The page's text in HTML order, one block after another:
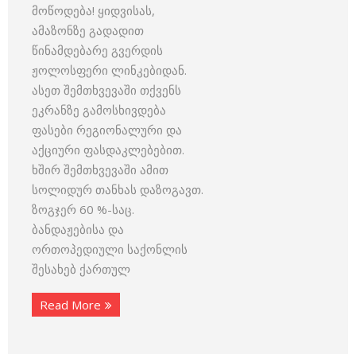
მოწოდება! ყიდვისას,
ამაზონზე გადადით
წინამდებარე გვერდის
ჟოლოსფერი ლინკებიდან.
ასეთ შემთხვევაში თქვენს
ეკრანზე გამოსხივდება
ფასები რეგიონალური და
აქციური ფასდაკლებებით.
ხშირ შემთხვევაში ამით
სოლიდურ თანხას დაზოგავთ.
ზოგჯერ 60 %-საც.
ბანდაჟებისა და
ორთოპედიული საქონლის
შესახებ ქართულ
Read More